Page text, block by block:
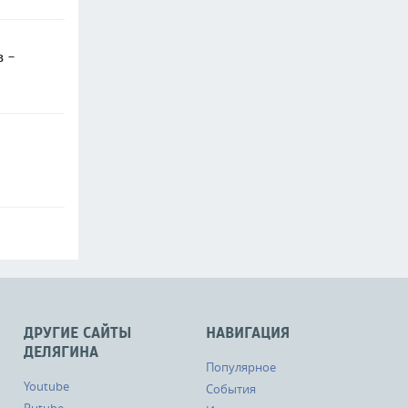
-
НАВИГАЦИЯ
Популярное
События
ДРУГИЕ САЙТЫ
ДЕЛЯГИНА
Youtube